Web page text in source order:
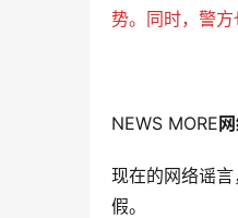
势。同时，警方
NEWS MORE
现在的网络谣言
假。